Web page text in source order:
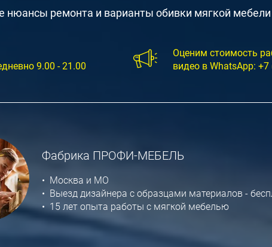
нюансы ремонта и варианты обивки мягкой
9.00 - 21.00
Оценим стоимость
видео в WhatsApp: +7
Фабрика ПРОФИ-МЕБЕЛЬ
• Москва и МО
• Выезд дизайнера с образцами материалов -
• 15 лет опыта работы с мягкой мебелью